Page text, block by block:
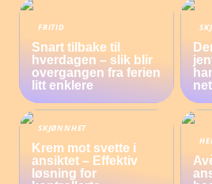
FRITID
Snart tilbake til
hverdagen – slik blir
overgangen fra ferien
litt enklere
SKJØNNHET
Krem mot svette i
ansiktet – Effektiv
løsning for